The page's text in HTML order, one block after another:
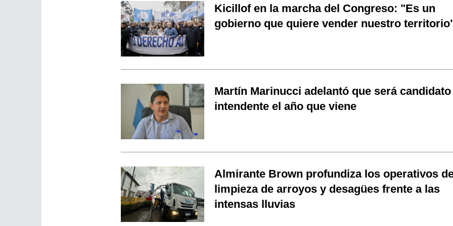
Kicillof en la marcha del Congreso: "Es un
gobierno que quiere vender nuestro
Martín Marinucci adelantó que será candidato
intendente el año que viene
Almirante Brown profundiza los operativos
limpieza de arroyos y desagües frente a las
intensas lluvias